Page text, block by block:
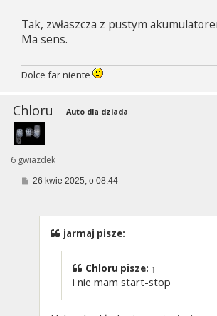
t
Tak, zwłaszcza z pustym
Ma sens.
Dolce far niente
Chloru
6 gwiazdek
Auto dla dziada
P26 kwie 2025, o 08:44
jarmaj pisze:
Chloru pisze: ↑
i nie mam start-stop